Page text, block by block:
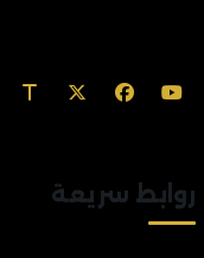
روابط سريعة